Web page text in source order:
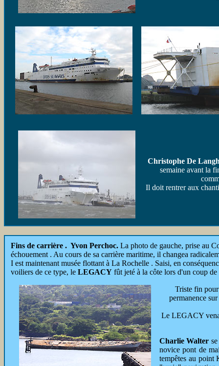
Christophe De
semaine avant la
Il doit rentrer aux
Fins de carrière . Yvon Perchoc. La photo de gauche, prise au
échouement . Au cours de sa carrière maritime, il changea
I est maintenant musée flottant à La Rochelle . Saisi, en
voiliers de ce type, le LEGACY fût jeté à la côte lors d'un coup de
Triste fin pour
permanence
Le LEGACY
Charlie Walter
novice pont de
tempêtes au point